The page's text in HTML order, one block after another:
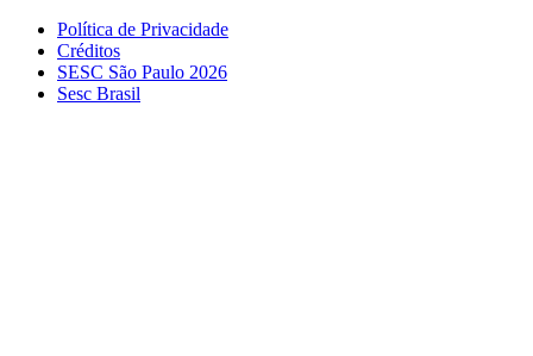
Política de Privacidade
Créditos
SESC São Paulo 2026
Sesc Brasil